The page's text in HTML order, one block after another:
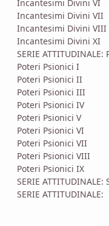
Incantesimi Divini VI
Incantesimi Divini VII
Incantesimi Divini VIII
Incantesimi Divini XI
SERIE ATTITUDINALE:
Poteri Psionici I
Poteri Psionici II
Poteri Psionici III
Poteri Psionici IV
Poteri Psionici V
Poteri Psionici VI
Poteri Psionici VII
Poteri Psionici VIII
Poteri Psionici IX
SERIE ATTITUDINALE:
SERIE ATTITUDINALE: